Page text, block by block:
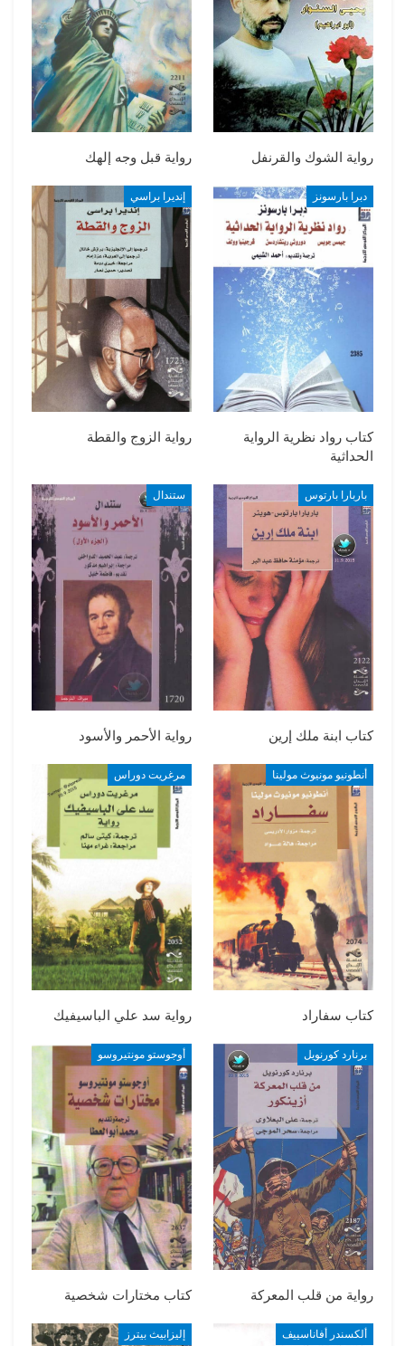
رواية الشوك والقرنفل رواية قبل وجه إلهك
دبرا بارسونز
كتاب رواد نظرية الرواية
الحداثية
إنديرا براسي
رواية الزوج والقطة
باربارا بارتوس
كتاب ابنة ملك إرين
ستندال
رواية الأحمر والأسود
أنطونيو مونيوث مولينا
كتاب سفاراد
مرغريت دوراس
رواية سد علي الباسيفيك
برنارد كورنويل
رواية من قلب المعركة
أوجوستو مونتيروسو
كتاب مختارات شخصية
ألكسندر أفاناسييف إليزابيث بيترز